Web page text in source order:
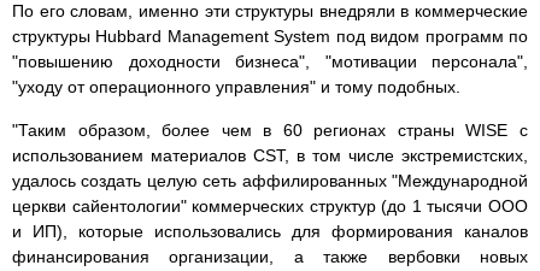
По его словам, именно эти структуры внедряли в коммерческие
структуры Hubbard Management System под видом программ по
"повышению доходности бизнеса", "мотивации персонала",
"уходу от операционного управления" и тому подобных.
"Таким образом, более чем в 60 регионах страны WISE с
использованием материалов CST, в том числе экстремистских,
удалось создать целую сеть аффилированных "Международной
церкви сайентологии" коммерческих структур (до 1 тысячи ООО
и ИП), которые использовались для формирования каналов
финансирования организации, а также вербовки новых